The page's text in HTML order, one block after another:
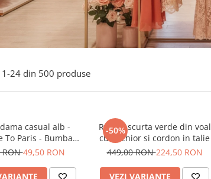
1-24 din 500 produse
casual alb -
To Paris - Bumbac
Organic
RON49,50 RON
-50%
Rochie scurta verde din voal
cu anchior si cordon in talie
449,00 RON224,50 RON
VEZI VARIANTE